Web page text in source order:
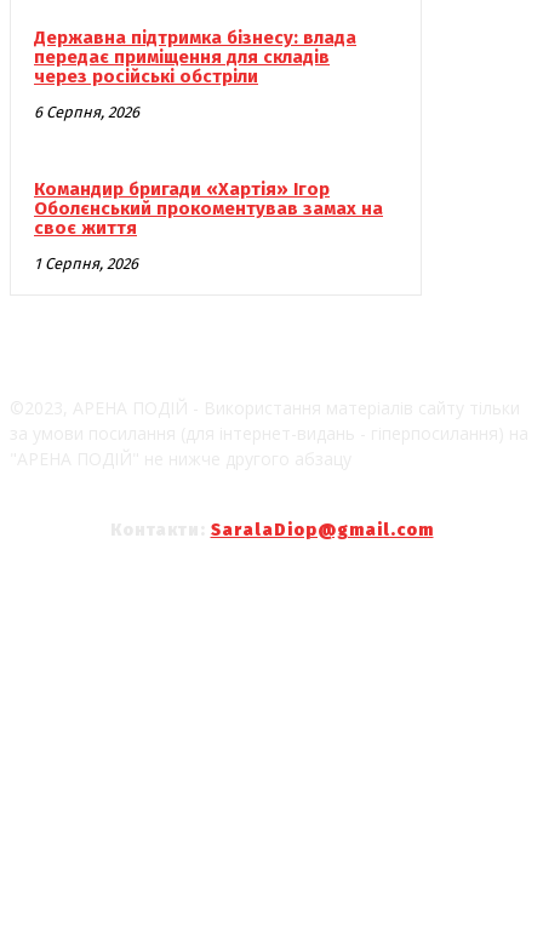
Державна підтримка бізнесу: влада
передає приміщення для складів
через російські обстріли
6 Серпня, 2026
Командир бригади «Хартія» Ігор
Оболєнський прокоментував замах на
своє життя
1 Серпня, 2026
SaralaDiop@gmail.com